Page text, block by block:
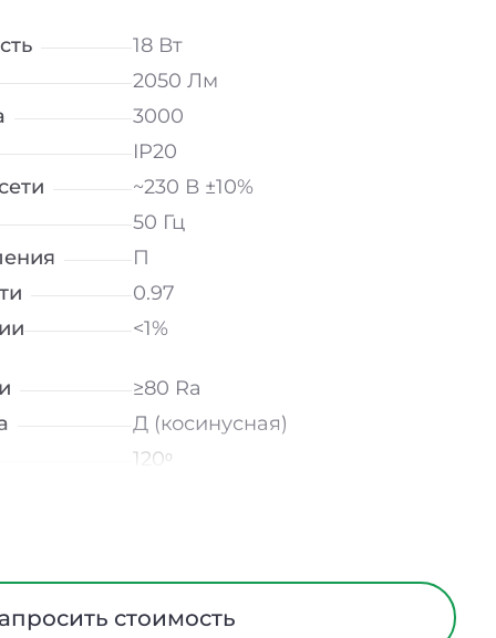
18 Вт
2050 Лм
3000
IP20
~230 В ±10%
50 Гц
П
0.97
<1%
≥80 Ra
Д (косинусная)
120ᵒ
стоимость